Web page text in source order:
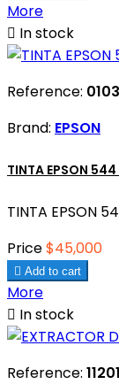
More
 In stock
Reference:
Brand: EPSON
TINTA EPSON
TINTA EPSON
Price$45,000
 Add to cart
More
 In stock
Reference: 11201